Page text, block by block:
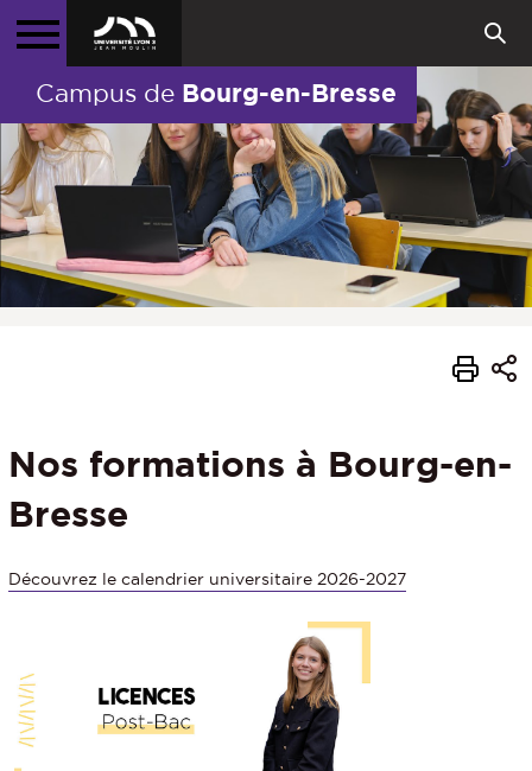
Campus de Bourg-en-Bresse
Nos formations à Bourg-en-
Bresse
Découvrez le calendrier universitaire 2026-2027